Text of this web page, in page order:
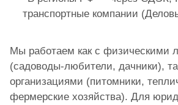
транспортные компании
Мы работаем как с физическими
(садоводы-любители, дачники),
организациями (питомники,
фермерские хозяйства). Для